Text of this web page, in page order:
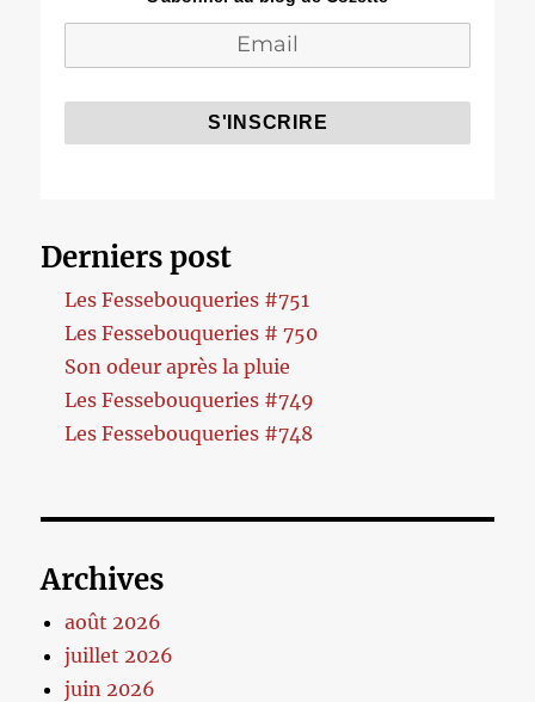
Derniers post
Les Fessebouqueries #751
Les Fessebouqueries # 750
Son odeur après la pluie
Les Fessebouqueries #749
Les Fessebouqueries #748
Archives
août 2026
juillet 2026
juin 2026